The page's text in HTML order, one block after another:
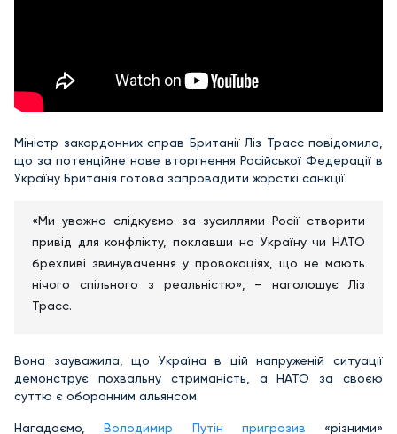
Міністр закордонних справ Британії Ліз Трасс повідомила,
що за потенційне нове вторгнення Російської Федерації в
Україну Британія готова запровадити жорсткі санкції.
«Ми уважно слідкуємо за зусиллями Росії створити
привід для конфлікту, поклавши на Україну чи НАТО
брехливі звинувачення у провокаціях, що не мають
нічого спільного з реальністю», – наголошує Ліз
Трасс.
Вона зауважила, що Україна в цій напруженій ситуації
демонструє похвальну стриманість, а НАТО за своєю
суттю є оборонним альянсом.
Нагадаємо,Володимир Путін пригрозив «різними»